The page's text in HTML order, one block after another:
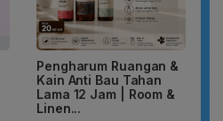
Pengharum Ruangan &
Kain Anti Bau Tahan
Lama 12 Jam | Room &
Linen...